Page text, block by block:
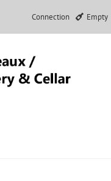
Connection Empty